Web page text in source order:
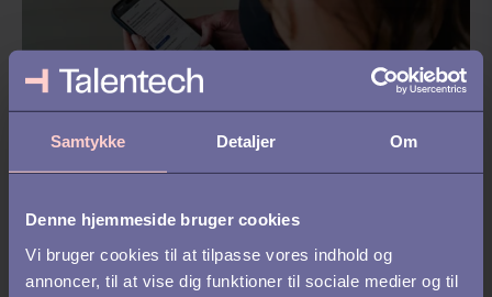
Samtykke Detaljer Om
Denne hjemmeside bruger cookies
Vi bruger cookies til at tilpasse vores indhold og
annoncer, til at vise dig funktioner til sociale medier og til
REKRUTTERING
Hvad er recruitment marketing og
hvordan skaber det